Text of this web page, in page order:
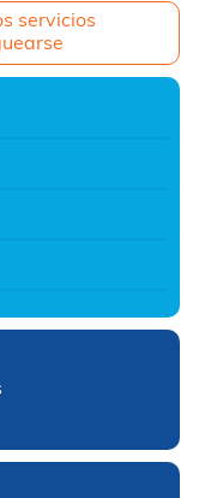
servicios